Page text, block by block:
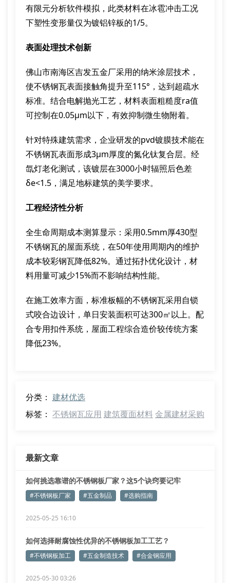
有限元分析软件模拟，此类材料在冰雹冲击工况
下塑性变形量仅为镀铝锌板的1/5。
表面处理技术创新
佛山市南海区吉发五金厂采用的纳米涂层技术，
使不锈钢瓦表面接触角提升至115°，达到超疏水
标准。结合电解抛光工艺，材料表面粗糙度ra值
可控制在0.05μm以下，有效抑制微生物附着。
针对特殊建筑需求，企业研发的pvd镀膜技术能在
不锈钢瓦表面形成3μm厚度的氮化钛复合层。经
氙灯老化测试，该镀层在3000小时辐照后色差
δe<1.5，满足地标建筑的美学要求。
工程经济性分析
全生命周期成本测算显示：采用0.5mm厚430型
不锈钢瓦的屋面系统，在50年使用周期内的维护
成本较彩钢瓦降低82%。通过拓扑优化设计，材
料用量可减少15%而不影响结构性能。
在施工效率方面，标准板幅的不锈钢瓦采用自锁
式咬合边设计，单日安装面积可达300㎡以上。配
合专用扣件系统，屋面工程综合造价较传统方案
降低23%。
分类： 建材优选
标签： 不锈钢瓦应用 建筑覆面材料 金属建材采购
最新文章
如何挑选靠谱的不锈钢板厂家？这5个诀窍要记牢
#不锈钢板厂家 #五金制品 #选购指南
2025-05-25 16:10
如何选择耐腐蚀性优异的不锈钢板加工工艺？
#不锈钢板加工 #五金制造技术 #合金钢应用
2025-05-30 03:26